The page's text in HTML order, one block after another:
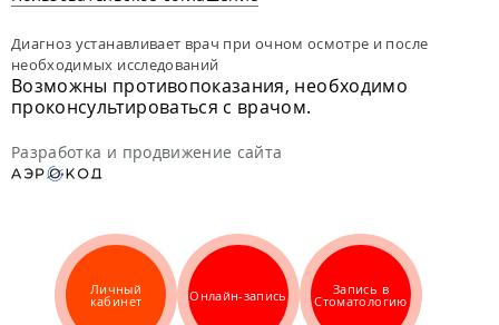
Диагноз устанавливает врач при очном осмотре и после
необходимых исследований
Возможны противопоказания, необходимо
проконсультироваться с врачом.
Разработка и продвижение сайта
Личный
кабинет Онлайн-запись Запись в
Стоматологию